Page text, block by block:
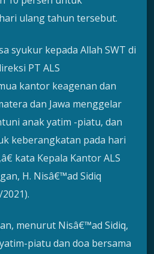
ulang tahun tersebut.
syukur kepada Allah SWT di
PT ALS
kantor keagenan dan
dan Jawa menggelar
anak yatim -piatu, dan
keberangkatan pada hari
kata Kepala Kantor ALS
H. Nisâ€™ad Sidiq
menurut Nisâ€™ad Sidiq,
piatu dan doa bersama